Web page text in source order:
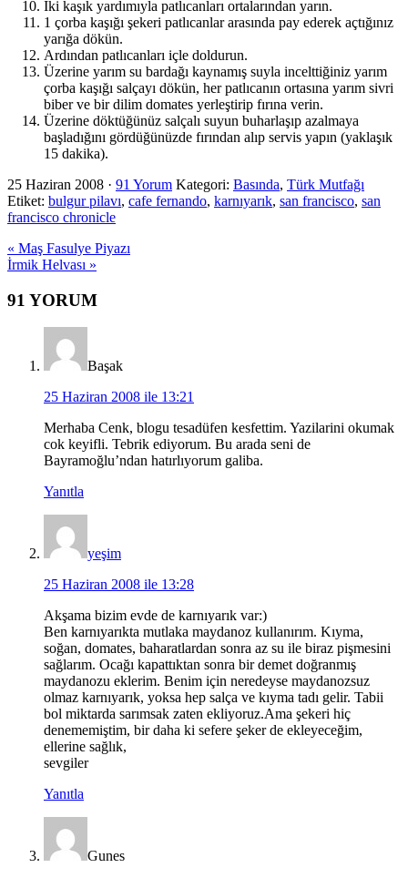
İki kaşık yardımıyla patlıcanları ortalarından yarın.
1 çorba kaşığı şekeri patlıcanlar arasında pay ederek açtığınız
yarığa dökün.
Ardından patlıcanları içle doldurun.
Üzerine yarım su bardağı kaynamış suyla incelttiğiniz yarım
çorba kaşığı salçayı dökün, her patlıcanın ortasına yarım sivri
biber ve bir dilim domates yerleştirip fırına verin.
Üzerine döktüğünüz salçalı suyun buharlaşıp azalmaya
başladığını gördüğünüzde fırından alıp servis yapın (yaklaşık
15 dakika).
25 Haziran 2008 · 91 Yorum Kategori: Basında, Türk Mutfağı
Etiket: bulgur pilavı, cafe fernando, karnıyarık, san francisco, san
francisco chronicle
Previous
Post:
« Maş Fasulye Piyazı
Next
İrmik Helvası »
Etkileşimi
91 YORUM
Başak
25 Haziran 2008 ile 13:21
Merhaba Cenk, blogu tesadüfen kesfettim. Yazilarini okumak
cok keyifli. Tebrik ediyorum. Bu arada seni de
Bayramoğlu’ndan hatırlıyorum galiba.
Yanıtla
yeşim
25 Haziran 2008 ile 13:28
Akşama bizim evde de karnıyarık var:)
Ben karnıyarıkta mutlaka maydanoz kullanırım. Kıyma,
soğan, domates, baharatlardan sonra az su ile biraz pişmesini
sağlarım. Ocağı kapattıktan sonra bir demet doğranmış
maydanozu eklerim. Benim için neredeyse maydanozsuz
olmaz karnıyarık, yoksa hep salça ve kıyma tadı gelir. Tabii
bol miktarda sarımsak zaten ekliyoruz.Ama şekeri hiç
denememiştim, bir daha ki sefere şeker de ekleyeceğim,
ellerine sağlık,
sevgiler
Yanıtla
Gunes